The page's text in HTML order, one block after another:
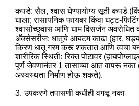
कपडे: सैल, श्वास घेण्यायोग्य सूती कपडे
घाला; रासायनिक फायबर किंवा घट्ट-
श्वासोच्छ्वास आणि घाम विसर्जन
अ‍ॅक्सेसरीज: धातूचे आयटम काढा (हार,
किरण धातू गरम करू शकतात आणि त्वचा
शारीरिक स्थितीः रिक्त पोटावर
पूर्ण जेवणानंतर 1 तासाच्या आत वापरू नका
अस्वस्थता निर्माण होऊ शकते).
3. उपकरणे तपासणी कधीही वगळू नका